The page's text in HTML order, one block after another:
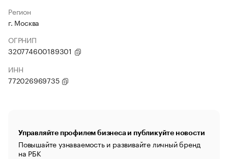
Регион
г. Москва
ОГРНИП
320774600189301
ИНН
772026969735
Управляйте профилем бизнеса и публикуйте новости
Повышайте узнаваемость и развивайте личный бренд
на РБК